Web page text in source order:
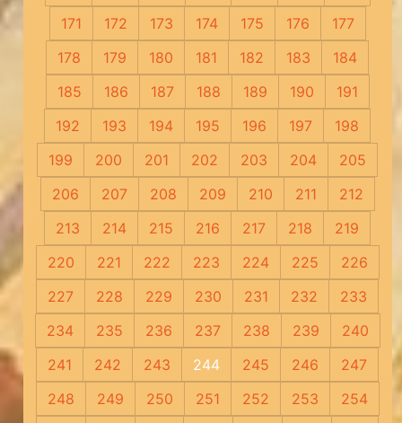
171
172 173 174 175 176
177
178
179 180 181 182 183
184
185
186 187 188 189 190
191
192
193 194 195 196 197
198
199
200 201 202 203 204
205
206
207 208 209 210 211
212
213
214 215 216 217 218
219
220
221 222 223 224 225
226
227
228 229 230 231 232
233
234
235 236 237 238 239
240
241
242 243 244 245 246
247
248
249 250 251 252 253
254